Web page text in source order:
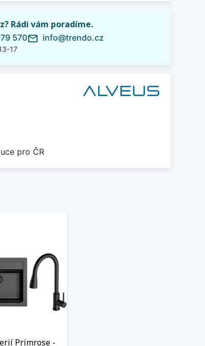
Rádi vám poradíme.
570
17
mail_outline info@trendo.cz
pro ČR
Primrose -